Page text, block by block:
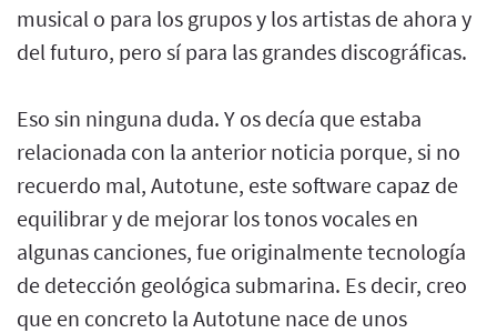
musical o para los grupos y los artistas de ahora y
del futuro, pero sí para las grandes discográficas.
Eso sin ninguna duda. Y os decía que estaba
relacionada con la anterior noticia porque, si no
recuerdo mal, Autotune, este software capaz de
equilibrar y de mejorar los tonos vocales en
algunas canciones, fue originalmente tecnología
de detección geológica submarina. Es decir, creo
que en concreto la Autotune nace de unos